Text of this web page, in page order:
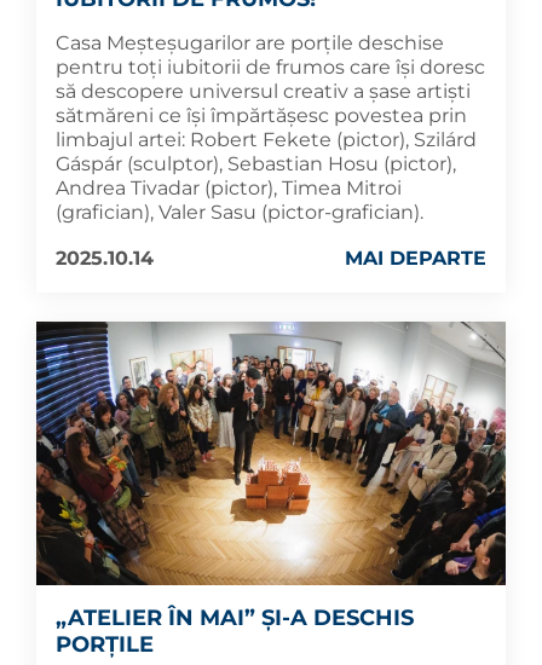
Casa Meșteșugarilor are porțile deschise
pentru toți iubitorii de frumos care își doresc
să descopere universul creativ a șase artiști
sătmăreni ce își împărtășesc povestea prin
limbajul artei: Robert Fekete (pictor), Szilárd
Gáspár (sculptor), Sebastian Hosu (pictor),
Andrea Tivadar (pictor), Timea Mitroi
(grafician), Valer Sasu (pictor-grafician).
2025.10.14
MAI DEPARTE
„ATELIER ÎN MAI” ȘI-A DESCHIS
PORȚILE